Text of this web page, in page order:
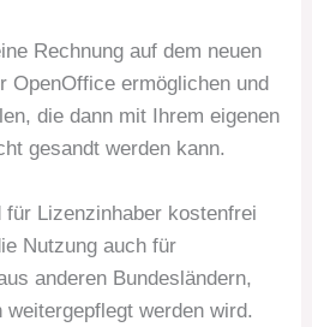
Rechnung auf dem neuen
OpenOffice ermöglichen und
die dann mit Ihrem eigenen
gesandt werden kann.
für Lizenzinhaber kostenfrei
Nutzung auch für
anderen Bundesländern,
werden wird.